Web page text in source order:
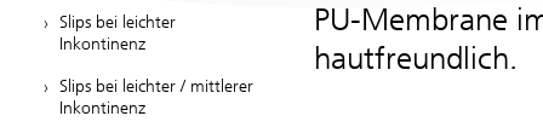
Slips bei leichter
Inkontinenz
Slips bei leichter / mittlerer
Inkontinenz
PU-Membrane
hautfreundlich.